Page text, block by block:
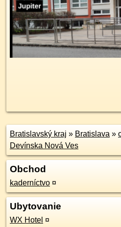
Bratislavský kraj » Bratislava »
Devínska Nová Ves
Obchod
kaderníctvo ¤
Ubytovanie
WX Hotel ¤